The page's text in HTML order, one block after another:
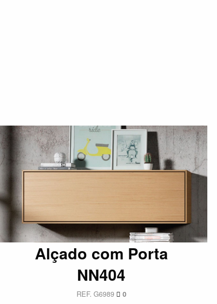
Alçado com Porta
NN404
REF. G6989 0